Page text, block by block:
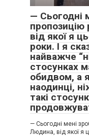
— Сьогодні
пропозицію
від якої я
роки. І я
найважче
стосунках
обидвом, а
наодинці,
такі
— Сьогодні мені
Людина, від якої я